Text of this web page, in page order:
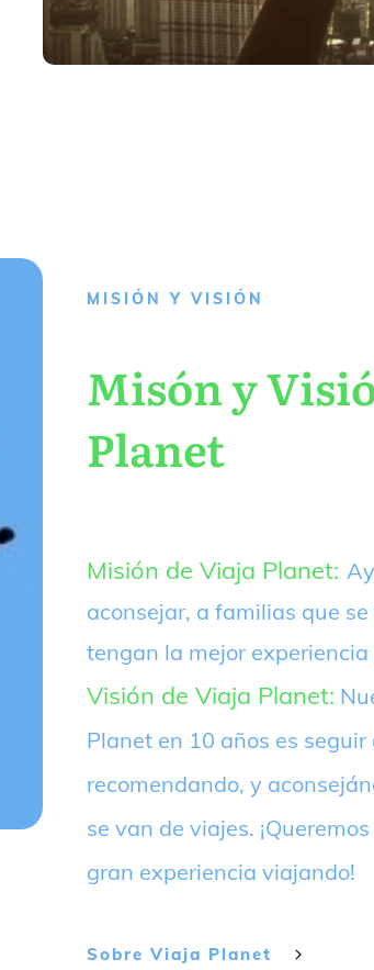
MISIÓN Y VISIÓN
Misón y
Planet
Misión de Viaja Planet:
aconsejar, a familias que
tengan la mejor experiencia
Visión de Viaja Planet:
Planet en 10 años es
recomendando, y
se van de viajes.
gran experiencia viajando!
Sobre Viaja Planet